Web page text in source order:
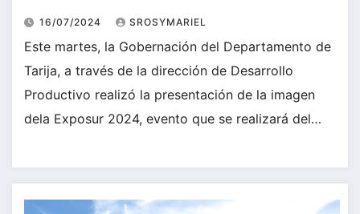
16/07/2024 SROSYMARIEL
Este martes, la Gobernación del Departamento de
Tarija, a través de la dirección de Desarrollo
Productivo realizó la presentación de la imagen
dela Exposur 2024, evento que se realizará del…